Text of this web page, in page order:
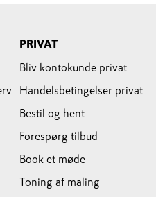
PRIVAT
Bliv kontokunde privat
Handelsbetingelser privat
Bestil og hent
Forespørg tilbud
Book et møde
Toning af maling